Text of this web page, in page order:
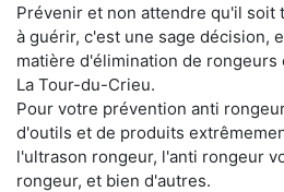
Prévenir et non attendre qu'il soit
à guérir, c'est une sage décision,
matière d'élimination de rongeurs
La Tour-du-Crieu.
Pour votre prévention anti
d'outils et de produits
l'ultrason rongeur, l'anti rongeur
rongeur, et bien d'autres.